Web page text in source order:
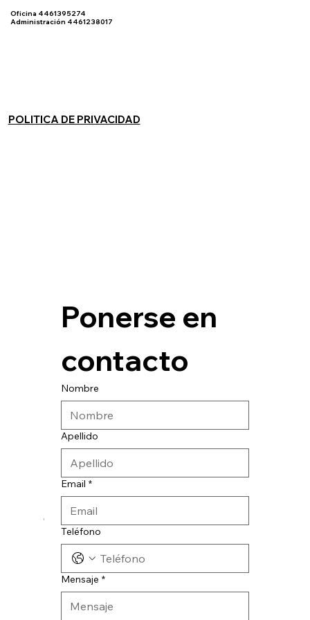
POLITICA DE PRIVACIDAD
Oficina 4461395274
Administración 4461238017
© 2024 CATESA INGENIERIA
Ponerse en
contacto
Nombre
Apellido
Email *
Teléfono
Mensaje *